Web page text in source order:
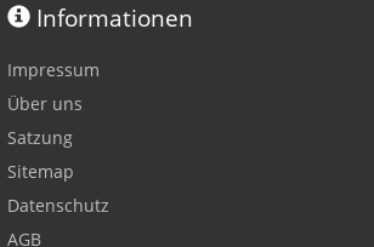
Informationen
Impressum
Über uns
Satzung
Sitemap
Datenschutz
AGB